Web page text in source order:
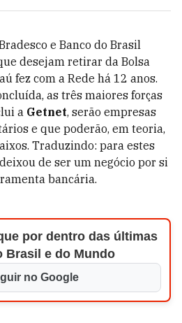
e Banco do Brasil
desejam retirar da Bolsa
fez com a Rede há 12 anos.
as três maiores forças
a Getnet, serão empresas
e que poderão, em teoria,
Traduzindo: para estes
de ser um negócio por si
bancária.
por dentro das últimas
Brasil e do Mundo
no Google